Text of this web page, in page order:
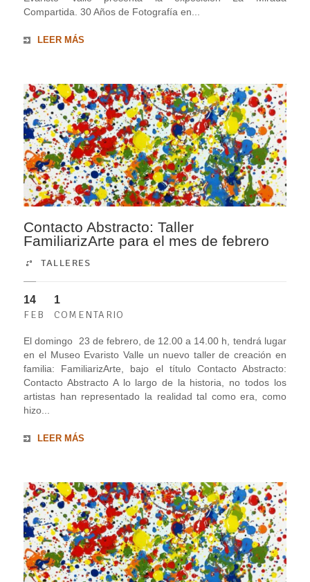
Compartida. 30 Años de Fotografía en...
LEER MÁS
Contacto Abstracto: Taller
FamiliarizArte para el mes de febrero
TALLERES
14
FEB
1
COMENTARIO
El domingo 23 de febrero, de 12.00 a 14.00 h, tendrá lugar
en el Museo Evaristo Valle un nuevo taller de creación en
familia: FamiliarizArte, bajo el título Contacto Abstracto:
Contacto Abstracto A lo largo de la historia, no todos los
artistas han representado la realidad tal como era, como
hizo...
LEER MÁS